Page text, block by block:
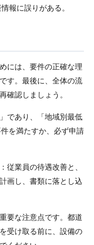
報に誤りがある。
には、要件の正確な理
す。最後に、全体の流
確認しましょう。
であり、「地域別最低
を満たすか、必ず申請
従業員の待遇改善と、
画し、書類に落とし込
要な注意点です。都道
受け取る前に、設備の